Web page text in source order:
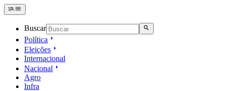
Buscar
Política
Eleições
Internacional
Nacional
Agro
Infra